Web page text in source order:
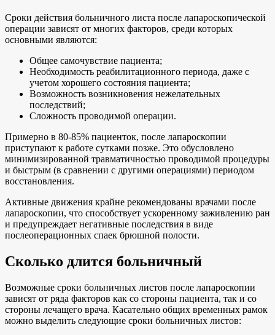
Сроки действия больничного листа после лапароскопической
операции зависят от многих факторов, среди которых
основными являются:
Общее самочувствие пациента;
Необходимость реабилитационного периода, даже с
учетом хорошего состояния пациента;
Возможность возникновения нежелательных
последствий;
Сложность проводимой операции.
Примерно в 80-85% пациенток, после лапароскопии
приступают к работе сутками позже. Это обусловлено
минимизированной травматичностью проводимой процедуры
и быстрым (в сравнении с другими операциями) периодом
восстановления.
Активные движения крайне рекомендованы врачами после
лапароскопии, что способствует ускоренному заживлению ран
и предупреждает негативные последствия в виде
послеоперационных спаек брюшной полости.
Сколько длится больничный
Возможные сроки больничных листов после лапароскопии
зависят от ряда факторов как со стороны пациента, так и со
стороны лечащего врача. Касательно общих временных рамок
можно выделить следующие сроки больничных листов: